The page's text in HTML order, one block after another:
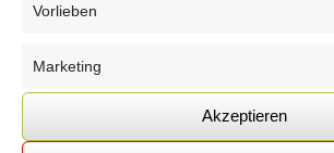
Vorlieben
Marketing
Akzeptieren